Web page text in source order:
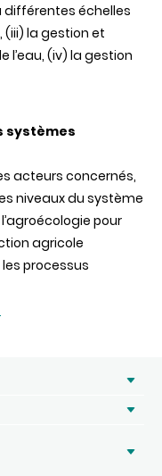
différentes échelles
(iii) la gestion et
l’eau, (iv) la gestion
systèmes
acteurs concernés,
niveaux du système
pour
agricole
processus